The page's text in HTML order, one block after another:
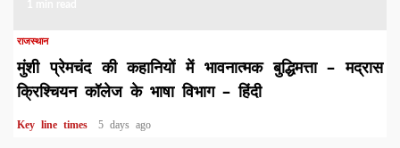
राजस्थान
मुंशी प्रेमचंद की कहानियों में भावनात्मक बुद्धिमत्ता – मद्रास
क्रिश्चियन कॉलेज के भाषा विभाग – हिंदी
Key line times 5 days ago